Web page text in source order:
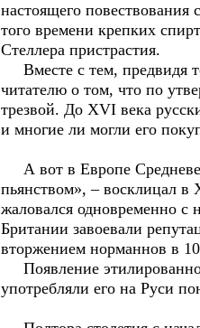
настоящего повествования
того времени крепких
Стеллера пристрастия.
Вместе с тем, предвидя
читателю о том, что по
трезвой. До ХVI века
и многие ли могли его
А вот в Европе
пьянством», – восклицал
жаловался одновременно с
Британии завоевали
вторжением норманнов в
Появление
употребляли его на Руси